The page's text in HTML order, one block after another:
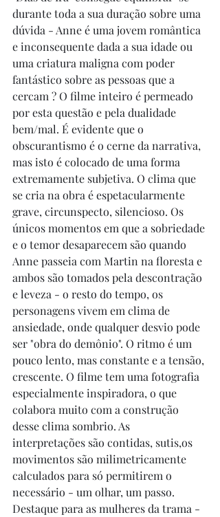
durante toda a sua duração sobre uma
dúvida - Anne é uma jovem romântica
e inconsequente dada a sua idade ou
uma criatura maligna com poder
fantástico sobre as pessoas que a
cercam ? O filme inteiro é permeado
por esta questão e pela dualidade
bem/mal. É evidente que o
obscurantismo é o cerne da narrativa,
mas isto é colocado de uma forma
extremamente subjetiva. O clima que
se cria na obra é espetacularmente
grave, circunspecto, silencioso. Os
únicos momentos em que a sobriedade
e o temor desaparecem são quando
Anne passeia com Martin na floresta e
ambos são tomados pela descontração
e leveza - o resto do tempo, os
personagens vivem em clima de
ansiedade, onde qualquer desvio pode
ser "obra do demônio". O ritmo é um
pouco lento, mas constante e a tensão,
crescente. O filme tem uma fotografia
especialmente inspiradora, o que
colabora muito com a construção
desse clima sombrio. As
interpretações são contidas, sutis,os
movimentos são milimetricamente
calculados para só permitirem o
necessário - um olhar, um passo.
Destaque para as mulheres da trama -